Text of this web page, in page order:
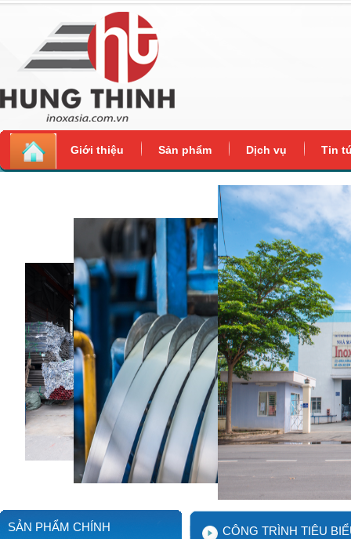
Giới thiệu Sản phẩm Dịch vụ Tin
SẢN PHẨM CHÍNH CÔNG TRÌNH TIÊU